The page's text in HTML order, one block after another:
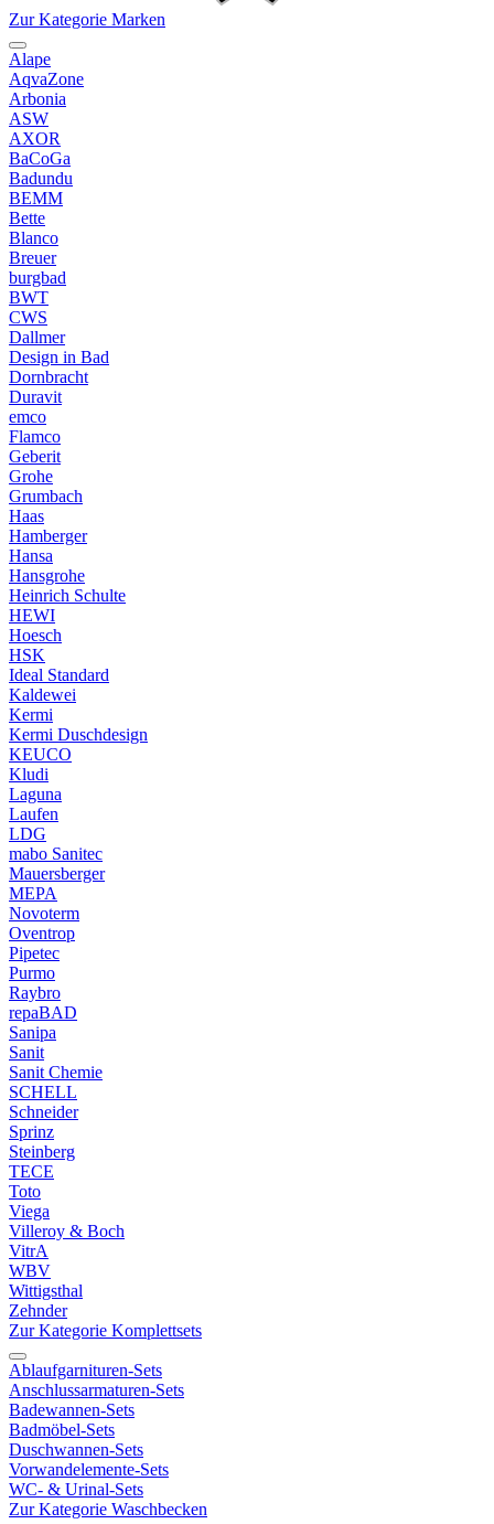
Zur Kategorie Marken
Alape
AqvaZone
Arbonia
ASW
AXOR
BaCoGa
Badundu
BEMM
Bette
Blanco
Breuer
burgbad
BWT
CWS
Dallmer
Design in Bad
Dornbracht
Duravit
emco
Flamco
Geberit
Grohe
Grumbach
Haas
Hamberger
Hansa
Hansgrohe
Heinrich Schulte
HEWI
Hoesch
HSK
Ideal Standard
Kaldewei
Kermi
Kermi Duschdesign
KEUCO
Kludi
Laguna
Laufen
LDG
mabo Sanitec
Mauersberger
MEPA
Novoterm
Oventrop
Pipetec
Purmo
Raybro
repaBAD
Sanipa
Sanit
Sanit Chemie
SCHELL
Schneider
Sprinz
Steinberg
TECE
Toto
Viega
Villeroy & Boch
VitrA
WBV
Wittigsthal
Zehnder
Zur Kategorie Komplettsets
Ablaufgarnituren-Sets
Anschlussarmaturen-Sets
Badewannen-Sets
Badmöbel-Sets
Duschwannen-Sets
Vorwandelemente-Sets
WC- & Urinal-Sets
Zur Kategorie Waschbecken